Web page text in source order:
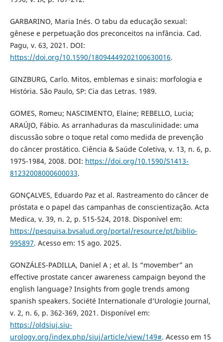
GARBARINO, Maria Inés. O tabu da educação sexual:
gênese e perpetuação dos preconceitos na infância. Cad.
Pagu, v. 63, 2021. DOI:
https://doi.org/10.1590/18094449202100630016.
GINZBURG, Carlo. Mitos, emblemas e sinais: morfologia e
História. São Paulo, SP: Cia das Letras. 1989.
GOMES, Romeu; NASCIMENTO, Elaine; REBELLO, Lucia;
ARAÚJO, Fábio. As arranhaduras da masculinidade: uma
discussão sobre o toque retal como medida de prevenção
do câncer prostático. Ciência & Saúde Coletiva, v. 13, n. 6, p.
1975-1984, 2008. DOI: https://doi.org/10.1590/S1413-
81232008000600033.
GONÇALVES, Eduardo Paz et al. Rastreamento do câncer de
próstata e o papel das campanhas de conscientização. Acta
Medica, v. 39, n. 2, p. 515-524, 2018. Disponível em:
https://pesquisa.bvsalud.org/portal/resource/pt/biblio-
995897. Acesso em: 15 ago. 2025.
GONZÁLES-PADILLA, Daniel A ; et al. Is “movember” an
effective prostate cancer awareness campaign beyond the
english language? Insights from gogle trends among
spanish speakers. Société Internationale d’Urologie Journal,
v. 2, n. 6, p. 362-369, 2021. Disponível em:
https://oldsiuj.siu-
urology.org/index.php/siuj/article/view/149#. Acesso em 15